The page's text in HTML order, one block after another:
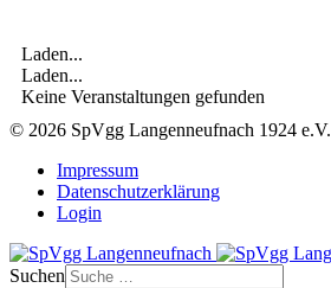
Laden...
Laden...
Keine Veranstaltungen gefunden
© 2026 SpVgg Langenneufnach 1924 e.V.
Impressum
Datenschutzerklärung
Login
Suchen